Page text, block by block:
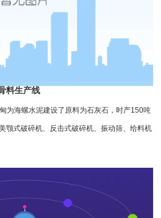
料生产线
海螺水泥建设了原料为石灰石，时产150吨
颚式破碎机、 反击式破碎机 、振动筛、给料机